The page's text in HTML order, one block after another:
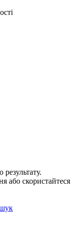
або скористайтеся